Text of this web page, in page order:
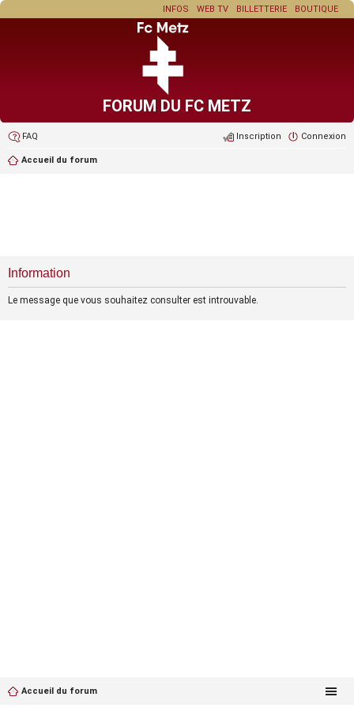
BOUTIQUE
BILLETTERIE
WEB TV
INFOS
FORUM DU FC METZ
FAQ Connexion
Inscription
Accueil du forum
Information
Le message que vous souhaitez consulter est introuvable.
Accueil du forum